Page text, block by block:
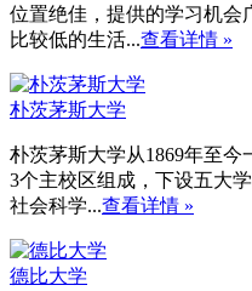
位置绝佳，提供的学习机会
比较低的生活...查看详情 »
朴茨茅斯大学
朴茨茅斯大学从1869年至
3个主校区组成，下设五大
社会科学...查看详情 »
德比大学